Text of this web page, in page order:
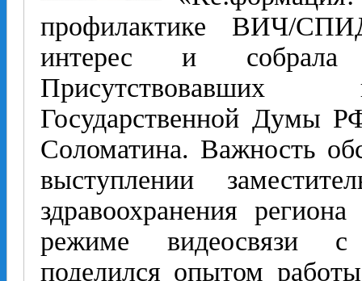
профилактике ВИЧ/
интерес и собрала
Присутствовавших
Государственной Думы
Соломатина. Важность
выступлении
здравоохранения
режиме видеосвязи с
поделился опытом